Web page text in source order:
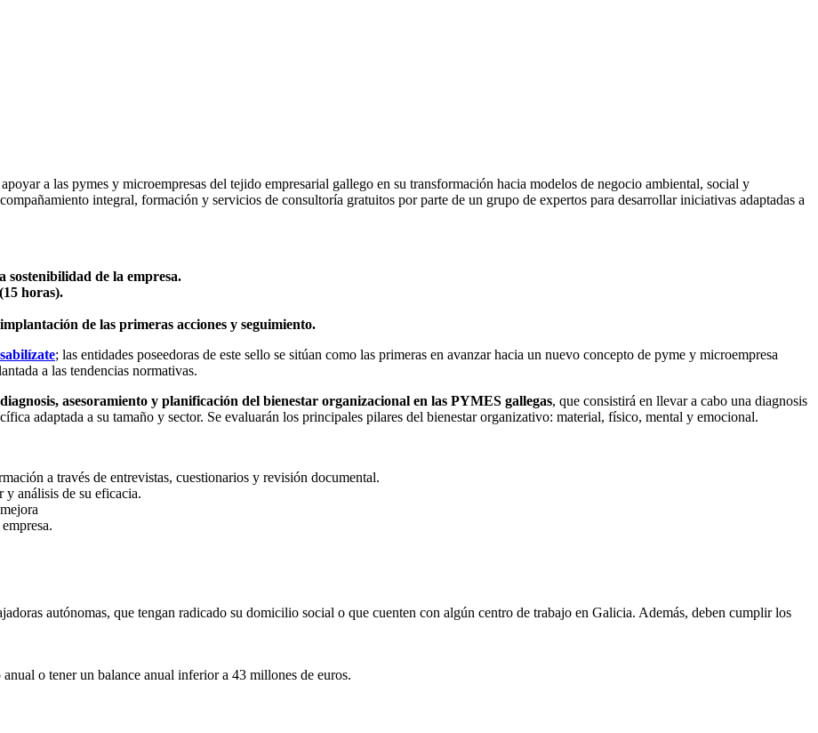
a las pymes y microempresas del tejido empresarial gallego en su transformación hacia modelos de negocio ambiental, social y
integral, formación y servicios de consultoría gratuitos por parte de un grupo de expertos para desarrollar iniciativas adaptadas a
sostenibilidad de la empresa.
horas).
de las primeras acciones y seguimiento.
; las entidades poseedoras de este sello se sitúan como las primeras en avanzar hacia un nuevo concepto de pyme y microempresa
a las tendencias normativas.
asesoramiento y planificación del bienestar organizacional en las PYMES gallegas, que consistirá en llevar a cabo una diagnosis
adaptada a su tamaño y sector. Se evaluarán los principales pilares del bienestar organizativo: material, físico, mental y emocional.
a través de entrevistas, cuestionarios y revisión documental.
y análisis de su eficacia.
autónomas, que tengan radicado su domicilio social o que cuenten con algún centro de trabajo en Galicia. Además, deben cumplir los
o tener un balance anual inferior a 43 millones de euros.